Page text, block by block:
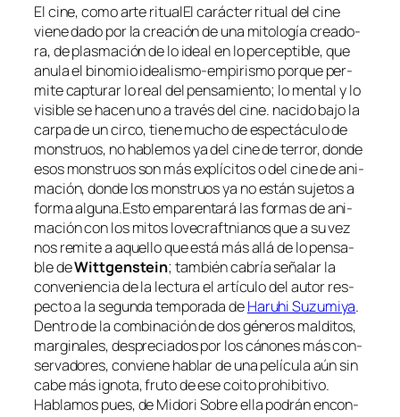
El ci­ne, co­mo ar­te ri­tualEl ca­rác­ter ri­tual del ci­ne
vie­ne da­do por la crea­ción de una mi­to­lo­gía crea­do­
ra, de plas­ma­ción de lo ideal en lo per­cep­ti­ble, que
anu­la el bi­no­mio idealismo-empirismo por­que per­
mi­te cap­tu­rar lorealdel pen­sa­mien­to; lo men­tal y lo
vi­si­ble se ha­cen uno a tra­vés del ci­ne. na­ci­do ba­jo la
car­pa de un cir­co, tie­ne mu­cho de es­pec­tácu­lo de
mons­truos, no ha­ble­mos ya del ci­ne de te­rror, don­de
esos mons­truos son más ex­plí­ci­tos o del ci­ne de ani­
ma­ción, don­de los mons­truos ya no es­tán su­je­tos a
for­ma al­gu­na.Esto em­pa­ren­ta­rá las for­mas de ani­
ma­ción con los mi­tos lo­ve­craft­nia­nos que a su vez
nos re­mi­te a aque­llo que es­tá más allá de lo pen­sa­
ble deWittgenstein; tam­bién ca­bría se­ña­lar la
con­ve­nien­cia de la lec­tu­ra el ar­tícu­lo del au­tor res­
pec­to a la se­gun­da tem­po­ra­da deHaruhi Suzumiya.
Dentro de la com­bi­na­ción de dos gé­ne­ros mal­di­tos,
mar­gi­na­les, des­pre­cia­dos por los cá­no­nes más con­
ser­va­do­res, con­vie­ne ha­blar de una pe­lí­cu­la aún sin
ca­be más ig­no­ta, fru­to de ese coi­to prohi­bi­ti­vo.
Hablamos pues, deMidoriSobre ella po­drán en­con­